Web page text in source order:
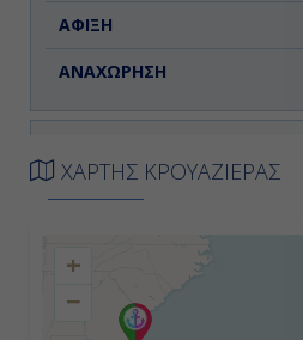
ΧΑΡΤΗΣ ΚΡΟΥΑΖΙΕΡΑΣ
+
−